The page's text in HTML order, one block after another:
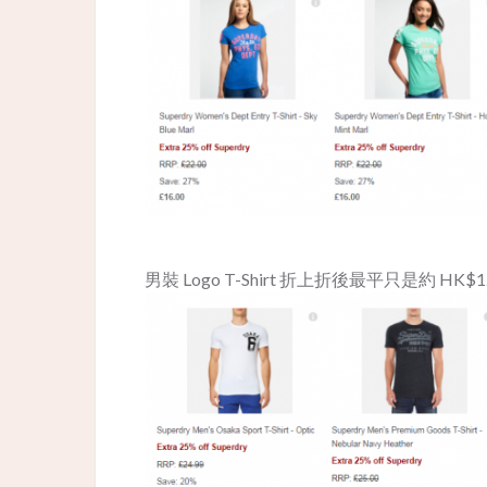
男裝 Logo T-Shirt 折上折後最平只是約